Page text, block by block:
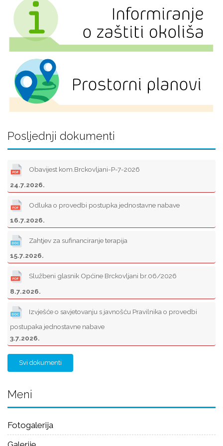
Posljednji dokumenti
Obavijest kom.Brckovljani-P-7-2026
24.7.2026.
Odluka o provedbi postupka jednostavne nabave
16.7.2026.
Zahtjev za sufinanciranje terapija
15.7.2026.
Službeni glasnik Općine Brckovljani br.06/2026
8.7.2026.
Izvješće o savjetovanju s javnošću Pravilnika o provedbi
postupaka jednostavne nabave
3.7.2026.
Svi dokumenti
Meni
Fotogalerija